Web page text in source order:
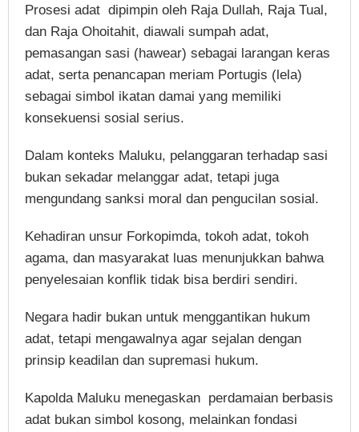
Prosesi adat dipimpin oleh Raja Dullah, Raja Tual,
dan Raja Ohoitahit, diawali sumpah adat,
pemasangan sasi (hawear) sebagai larangan keras
adat, serta penancapan meriam Portugis (lela)
sebagai simbol ikatan damai yang memiliki
konsekuensi sosial serius.
Dalam konteks Maluku, pelanggaran terhadap sasi
bukan sekadar melanggar adat, tetapi juga
mengundang sanksi moral dan pengucilan sosial.
Kehadiran unsur Forkopimda, tokoh adat, tokoh
agama, dan masyarakat luas menunjukkan bahwa
penyelesaian konflik tidak bisa berdiri sendiri.
Negara hadir bukan untuk menggantikan hukum
adat, tetapi mengawalnya agar sejalan dengan
prinsip keadilan dan supremasi hukum.
Kapolda Maluku menegaskan perdamaian berbasis
adat bukan simbol kosong, melainkan fondasi